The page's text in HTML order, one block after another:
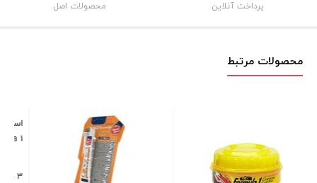
پرداخت آنلاین محصولات اصل
محصولات مرتبط
اسپری پولیش صدفی خودرو فرمول
3 در انبار
پد خشگیر خودرو مدل Car Pad
84 در انبار